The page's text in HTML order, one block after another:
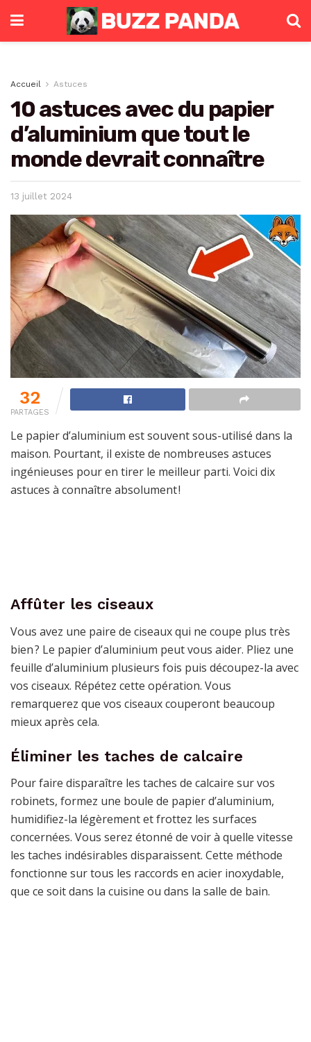
Accueil Astuces
10 astuces avec du papier
d’aluminium que tout le
monde devrait connaître
13 juillet 2024
32
PARTAGES
Le papier d’aluminium est souvent sous-utilisé dans la
maison. Pourtant, il existe de nombreuses astuces
ingénieuses pour en tirer le meilleur parti. Voici dix
astuces à connaître absolument !
Affûter les ciseaux
Vous avez une paire de ciseaux qui ne coupe plus très
bien ? Le papier d’aluminium peut vous aider. Pliez une
feuille d’aluminium plusieurs fois puis découpez-la avec
vos ciseaux. Répétez cette opération. Vous
remarquerez que vos ciseaux couperont beaucoup
mieux après cela.
Éliminer les taches de calcaire
Pour faire disparaître les taches de calcaire sur vos
robinets, formez une boule de papier d’aluminium,
humidifiez-la légèrement et frottez les surfaces
concernées. Vous serez étonné de voir à quelle vitesse
les taches indésirables disparaissent. Cette méthode
fonctionne sur tous les raccords en acier inoxydable,
que ce soit dans la cuisine ou dans la salle de bain.